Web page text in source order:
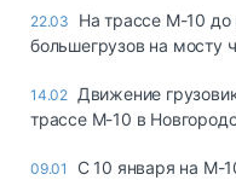
22.03
На трассе М-10 до
большегрузов на мосту
14.02 Движение
трассе М-10 в
09.01
С 10 января на М-